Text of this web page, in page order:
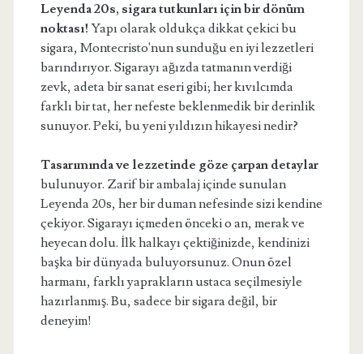
Leyenda 20s, sigara tutkunları için bir dönüm
noktası! Yapı olarak oldukça dikkat çekici bu
sigara, Montecristo'nun sunduğu en iyi lezzetleri
barındırıyor. Sigarayı ağızda tatmanın verdiği
zevk, adeta bir sanat eseri gibi; her kıvılcımda
farklı bir tat, her nefeste beklenmedik bir derinlik
sunuyor. Peki, bu yeni yıldızın hikayesi nedir?
Tasarımında ve lezzetinde göze çarpan detaylar
bulunuyor. Zarif bir ambalaj içinde sunulan
Leyenda 20s, her bir duman nefesinde sizi kendine
çekiyor. Sigarayı içmeden önceki o an, merak ve
heyecan dolu. İlk halkayı çektiğinizde, kendinizi
başka bir dünyada buluyorsunuz. Onun özel
harmanı, farklı yaprakların ustaca seçilmesiyle
hazırlanmış. Bu, sadece bir sigara değil, bir
deneyim!